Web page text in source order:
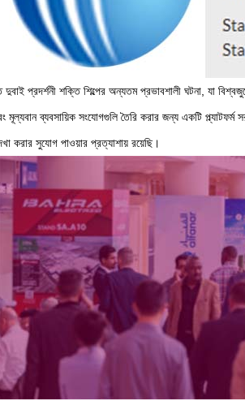
প্রদর্শনী শক্তি শিল্পের অন্যতম প্রভাবশালী ঘটনা, যা
মূল্যবান ব্যবসায়িক সংযোগগুলি তৈরি করার জন্য একটি
করার সুযোগ পাওয়ার প্রত্যাশায় রয়েছি।